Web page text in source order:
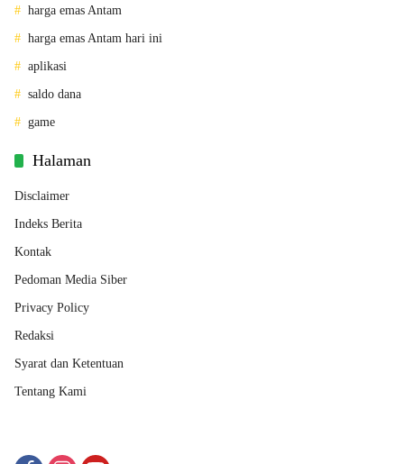
harga emas Antam
harga emas Antam hari ini
aplikasi
saldo dana
game
Halaman
Disclaimer
Indeks Berita
Kontak
Pedoman Media Siber
Privacy Policy
Redaksi
Syarat dan Ketentuan
Tentang Kami